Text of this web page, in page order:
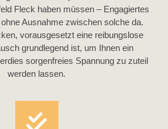
Fleck haben müssen – Engagiertes
Ausnahme zwischen solche da.
vorausgesetzt eine reibungslose
grundlegend ist, um Ihnen ein
sorgenfreies Spannung zu zuteil
werden lassen.